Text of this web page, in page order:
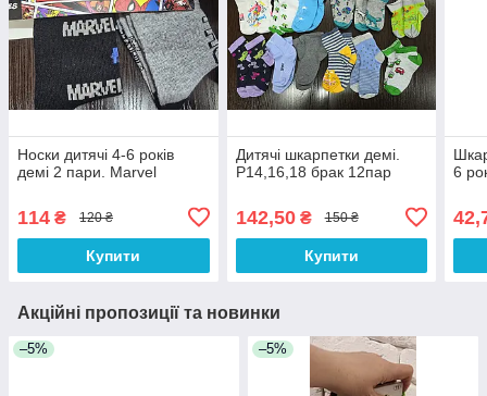
Носки дитячі 4-6 років
демі 2 пари. Marvel
114 ₴ 120 ₴
Купити
Дитячі шкарпетки демі.
Р14,16,18 брак 12пар
142,50₴ 150 ₴
Купити
6
Акційні пропозиції та новинки
–5% –5%